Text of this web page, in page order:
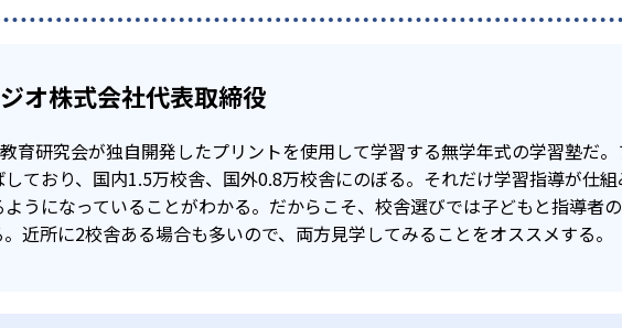
オ株式会社代表取締役
育研究会が独自開発したプリントを使用して学習する無学年式の学習塾だ
ており、国内1.5万校舎、国外0.8万校舎にのぼる。それだけ学習指導が仕組
うになっていることがわかる。だからこそ、校舎選びでは子どもと指導者
近所に2校舎ある場合も多いので、両方見学してみることをオススメする。